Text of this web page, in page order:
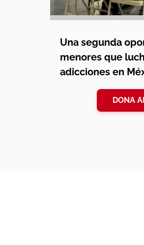
Una segunda
menores que
adicciones en
DONA